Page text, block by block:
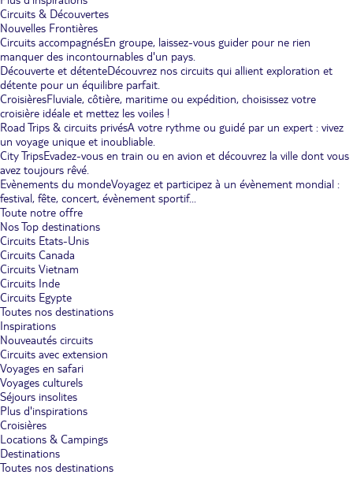
Circuits & Découvertes
Nouvelles Frontières
Circuits accompagnésEn groupe, laissez-vous guider pour ne rien
manquer des incontournables d'un pays.
Découverte et détenteDécouvrez nos circuits qui allient exploration et
détente pour un équilibre parfait.
CroisièresFluviale, côtière, maritime ou expédition, choisissez votre
croisière idéale et mettez les voiles !
Road Trips & circuits privésA votre rythme ou guidé par un expert : vivez
un voyage unique et inoubliable.
City TripsEvadez-vous en train ou en avion et découvrez la ville dont vous
avez toujours rêvé.
Evènements du mondeVoyagez et participez à un évènement mondial :
festival, fête, concert, évènement sportif...
Toute notre offre
Nos Top destinations
Circuits Etats-Unis
Circuits Canada
Circuits Vietnam
Circuits Inde
Circuits Egypte
Toutes nos destinations
Inspirations
Nouveautés circuits
Circuits avec extension
Voyages en safari
Voyages culturels
Séjours insolites
Plus d'inspirations
Croisières
Locations & Campings
Destinations
Toutes nos destinations